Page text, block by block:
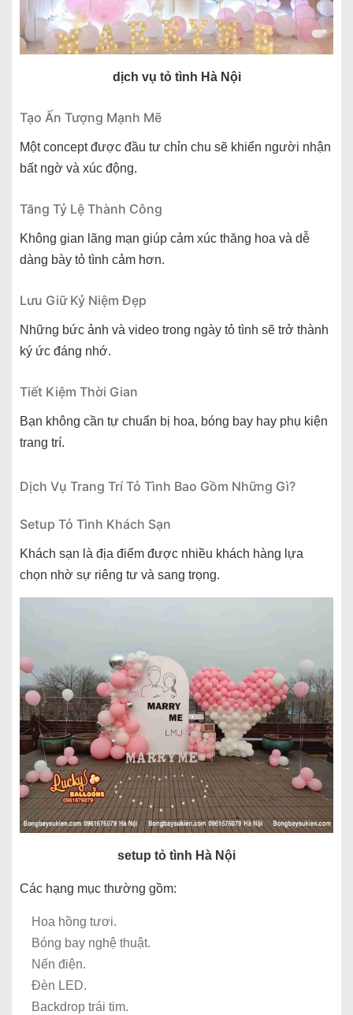
dịch vụ tỏ tình Hà Nội
Tạo Ấn Tượng Mạnh Mẽ
Một concept được đầu tư chỉn chu sẽ khiến người nhận
bất ngờ và xúc động.
Tăng Tỷ Lệ Thành Công
Không gian lãng mạn giúp cảm xúc thăng hoa và dễ
dàng bày tỏ tình cảm hơn.
Lưu Giữ Kỷ Niệm Đẹp
Những bức ảnh và video trong ngày tỏ tình sẽ trở thành
ký ức đáng nhớ.
Tiết Kiệm Thời Gian
Bạn không cần tự chuẩn bị hoa, bóng bay hay phụ kiện
trang trí.
Dịch Vụ Trang Trí Tỏ Tình Bao Gồm Những Gì?
Setup Tỏ Tình Khách Sạn
Khách sạn là địa điểm được nhiều khách hàng lựa
chọn nhờ sự riêng tư và sang trọng.
setup tỏ tình Hà Nội
Các hạng mục thường gồm:
Hoa hồng tươi.
Bóng bay nghệ thuật.
Nến điện.
Đèn LED.
Backdrop trái tim.